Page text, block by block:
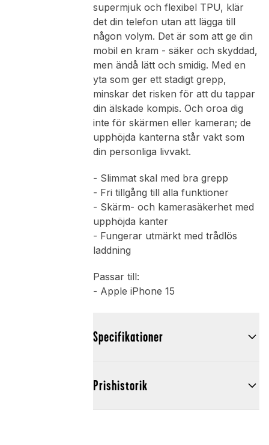
supermjuk och flexibel TPU, klär
det din telefon utan att lägga till
någon volym. Det är som att ge din
mobil en kram - säker och skyddad,
men ändå lätt och smidig. Med en
yta som ger ett stadigt grepp,
minskar det risken för att du tappar
din älskade kompis. Och oroa dig
inte för skärmen eller kameran; de
upphöjda kanterna står vakt som
din personliga livvakt.
- Slimmat skal med bra grepp
- Fri tillgång till alla funktioner
- Skärm- och kamerasäkerhet med
upphöjda kanter
- Fungerar utmärkt med trådlös
laddning
Passar till:
- Apple iPhone 15
Specifikationer
Prishistorik